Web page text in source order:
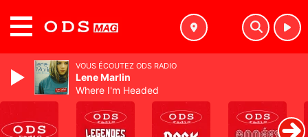
VOUS ÉCOUTEZ ODS RADIO
Lene Marlin
Where I'm Headed